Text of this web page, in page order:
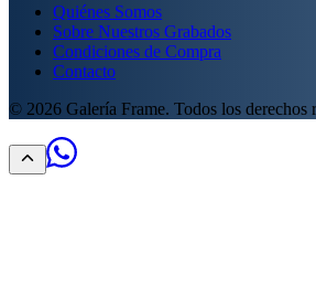
Quiénes Somos
Sobre Nuestros Grabados
Condiciones de Compra
Contacto
© 2026 Galería Frame. Todos los derechos